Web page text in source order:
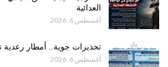
العدائية
أغسطس 6, 2026
تحذيرات جوية.. أمطار
أغسطس 6, 2026